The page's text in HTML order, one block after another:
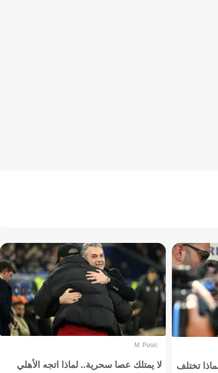
تختلف
M. Pusic
لا يمتلك عصا سحرية.. لماذا اتجه الأهلي